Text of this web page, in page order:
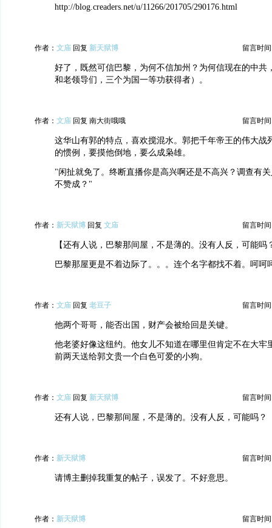
http://blog.creaders.net/u/11266/201705/290176.html
作者： 文庙 回复 新天狱博 留言时间
好了，既然可信巴黎，为何不信加州？为何信现在的中共
和老领导们，三个为国一等功获得者）。
作者： 文庙 回复 南大街哦哦 留言时间
这华山有郭的特点，喜欢搅混水。郭把千年帝王的伟大战
的惯例，要摸他倒地，要么成枭雄。
"闲扯就免了。终断直播你是高兴啊还是不高兴？调查有
不赞成？"
作者： 新天狱博 回复 文庙 留言时间
【还有人说，巴黎那间屋，不是薄的。没有人反，可能吗
巴黎那屋更是不着边际了。。。连个名字都找不着。呵呵
作者： 文庙 回复 老豆子 留言时间
他两个哥哥，能否出国，财产会被给回是关键。
他老婆好像这纽约。他女儿不知道在哪里但肯定不在大牢
前两天送给郭文贵一个白色可爱的小狗。
作者： 文庙 回复 新天狱博 留言时间
还有人说，巴黎那间屋，不是薄的。没有人反，可能吗？
作者： 新天狱博 留言时间
请博主删掉我重复的帖子，误发了。不好意思。
作者： 新天狱博 留言时间